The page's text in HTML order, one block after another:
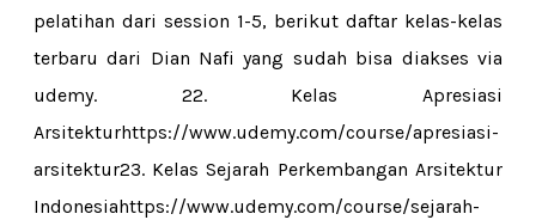
pelatihan dari session 1-5, berikut daftar kelas-kelas
terbaru dari Dian Nafi yang sudah bisa diakses via
udemy. 22. Kelas Apresiasi
Arsitekturhttps://www.udemy.com/course/apresiasi-
arsitektur23. Kelas Sejarah Perkembangan Arsitektur
Indonesiahttps://www.udemy.com/course/sejarah-